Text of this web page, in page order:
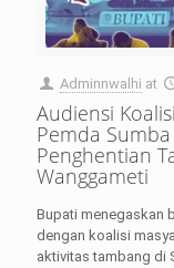
Adminnwalhi at
Audiensi
Pemda
Penghentian
Wanggameti
Bupati menegaskan
dengan koalisi
aktivitas tambang di